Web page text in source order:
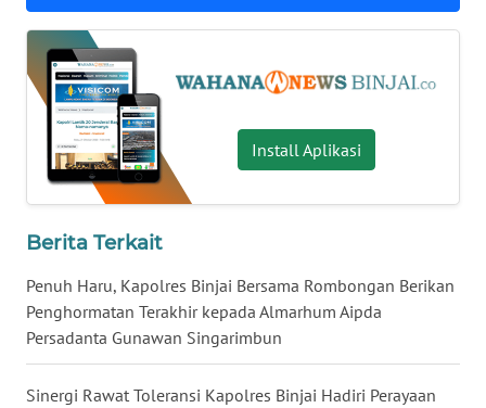
Install Aplikasi
Berita Terkait
Penuh Haru, Kapolres Binjai Bersama Rombongan Berikan
Penghormatan Terakhir kepada Almarhum Aipda
Persadanta Gunawan Singarimbun
Sinergi Rawat Toleransi Kapolres Binjai Hadiri Perayaan
KALSEL
WN
KALTIM
WN
SULSEL
GORONTALO
WN
SULUT